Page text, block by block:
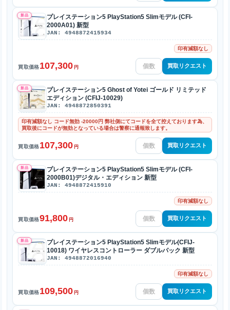
新品
プレイステーション5 PlayStation5 Slimモデル (CFI-
2000A01) 新型
JAN: 4948872415934
印有減額なし
買取価格107,300 円 買取リクエスト
新品
プレイステーション5 Ghost of Yotei ゴールド リミテッド
エディション (CFIJ-10029)
JAN: 4948872850391
印有減額なし コード無効 -20000円 弊社側にてコードを全て控えております為、
買取後にコードが無効となっている場合は警察に通報致します。
買取価格107,300 円 買取リクエスト
新品
プレイステーション5 PlayStation5 Slimモデル (CFI-
2000B01)デジタル・エディション 新型
JAN: 4948872415910
印有減額なし
買取価格91,800 円 買取リクエスト
新品
プレイステーション5 PlayStation5 Slimモデル(CFIJ-
10018) ワイヤレスコントローラー ダブルパック 新型
JAN: 4948872016940
印有減額なし
買取価格109,500 円 買取リクエスト